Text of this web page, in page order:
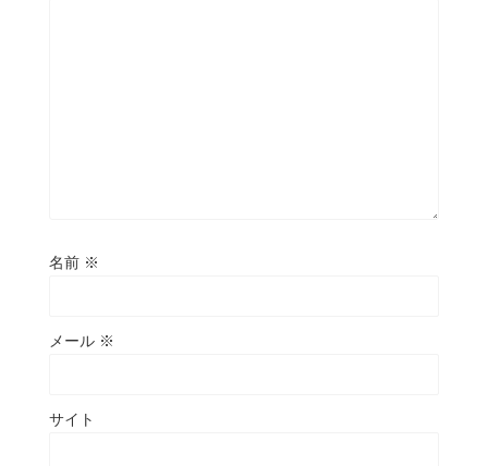
名前 ※
メール ※
サイト